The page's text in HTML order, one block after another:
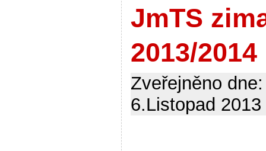
JmTS
2013/2014
Zveřejněno dne:
6.Listopad 2013